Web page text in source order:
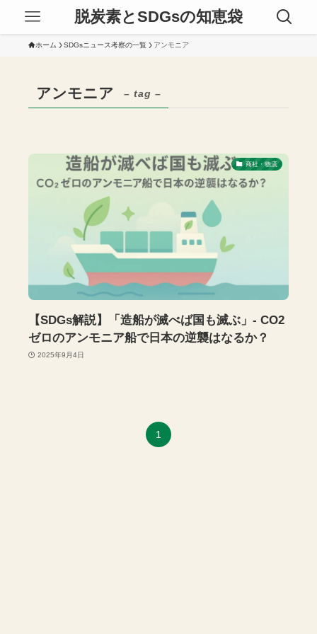
脱炭素とSDGsの知恵袋
ホーム SDGsニュース考察の一覧 アンモニア
アンモニア – tag –
商社・物流
【SDGs解説】「造船が滅べば国も滅ぶ」- CO2
ゼロのアンモニア船で日本の逆襲はなるか？
2025年9月4日
1